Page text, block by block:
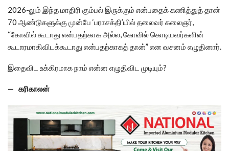
2026-லும் இந்த மாதிரி கும்பல் இருக்கும் என்பதைக் கணித்துத் தான்
70 ஆண்டுகளுக்கு முன்பே ‘பராசக்தி’யில் தலைவர் கலைஞர்,
“கோவில் கூடாது என்பதற்காக அல்ல, கோவில் கொடியவர்களின்
கூடாரமாகிவிடக்கூடாது என்பதற்காகத் தான்” என வசனம் எழுதினார்.
இதைவிட உக்கிரமாக நாம் என்ன எழுதிவிட முடியும்?
— கரிகாலன்